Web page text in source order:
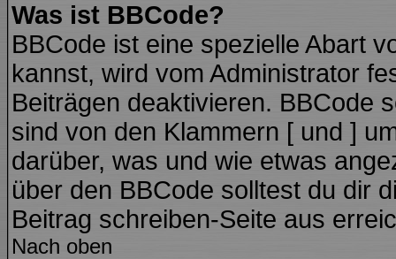
Was ist BBCode?
BBCode ist eine spezielle Abart
kannst, wird vom Administrator
Beiträgen deaktivieren. BBCode
sind von den Klammern [ und ]
darüber, was und wie etwas
über den BBCode solltest du dir
Beitrag schreiben-Seite aus
Nach oben